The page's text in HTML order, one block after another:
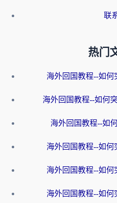
联
热门
海外回国教程--如何
海外回国教程--如何
海外回国教程--如
海外回国教程--如何
海外回国教程--如何
海外回国教程--如何